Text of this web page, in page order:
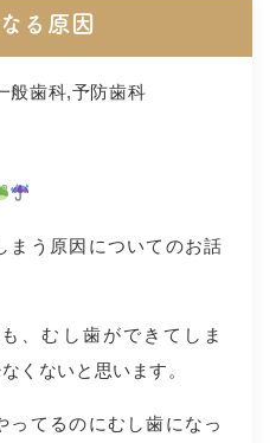
る原因
般歯科,予防歯科
まう原因についてのお話
、むし歯ができてしま
くないと思います。
ってるのにむし歯になっ